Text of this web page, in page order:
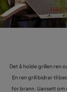
Det å holde grillen ren
En ren grill bidrar til
for brann. Uansett om